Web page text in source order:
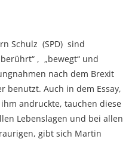
Schulz (SPD) sind
, „bewegt“ und
nach dem Brexit
benutzt. Auch in dem Essay,
andruckte, tauchen diese
Lebenslagen und bei allen
gibt sich Martin